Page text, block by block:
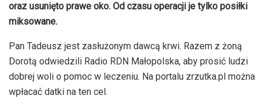
oraz usunięto prawe oko. Od czasu operacji je tylko posiłki
miksowane.
Pan Tadeusz jest zasłużonym dawcą krwi. Razem z żoną
Dorotą odwiedzili Radio RDN Małopolska, aby prosić ludzi
dobrej woli o pomoc w leczeniu. Na portalu zrzutka.pl można
wpłacać datki na ten cel.